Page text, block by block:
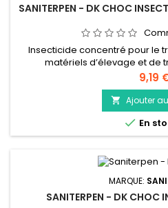
SANITERPEN - DK CHOC
Insecticide concentré pour le
matériels d’élevage et de
domestiques. Élimine les
l’habitat des animaux et de
moustiques, puces et poux
durée (8 semaines). Adulticide
par contact et
Prix
9,19
 Ajouter
 En
MARQUE:
SANITERPEN - DK CHOC